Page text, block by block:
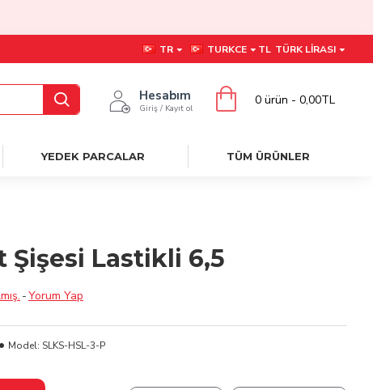
TR TURKCE TL TÜRK LIRASI
Hesabım
Giriş / Kayıt ol
0 ürün - 0,00TL
YEDEK PARCALAR TÜM ÜRÜNLER
Şişesi Lastikli 6,5
-Yorum Yap
Model: SLKS-HSL-3-P